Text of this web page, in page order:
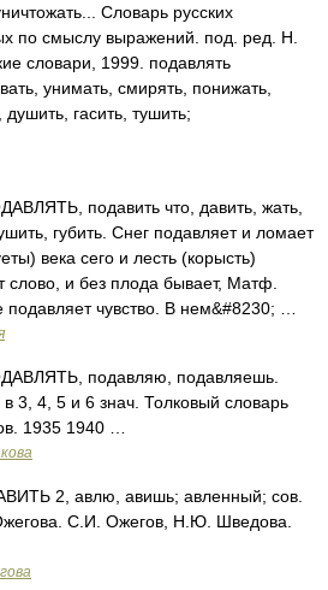
Словарь русских
по смыслу выражений. под. ред. Н.
словари, 1999. подавлять
унимать, смирять, понижать,
душить, гасить, тушить;
подавить что, давить, жать,
губить. Снег подавляет и ломает
века сего и лесть (корысть)
слово, и без плода бывает, Матф.
чувство. В нем&#8230; …
подавляю, подавляешь.
в 3, 4, 5 и 6 знач. Толковый словарь
1935 1940 …
2, авлю, авишь; авленный; сов.
С.И. Ожегов, Н.Ю. Шведова.